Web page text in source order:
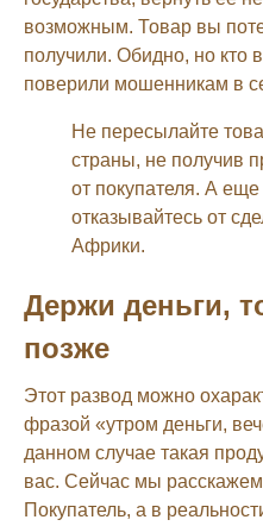
возможным. Товар вы
получили. Обидно, но кто
поверили мошенникам в
Не пересылайте
страны, не получив
от покупателя. А
отказывайтесь от
Африки.
Держи деньги,
позже
Этот развод можно
фразой «утром деньги,
данном случае такая
вас. Сейчас мы
Покупатель, а в